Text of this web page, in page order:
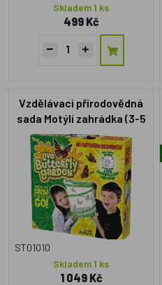
Skladem 1 ks
499 Kč
Vzdělávací přírodovědná
sada Motýlí zahrádka (3-5
housenek)
ST01010
Skladem 1 ks
1 049 Kč